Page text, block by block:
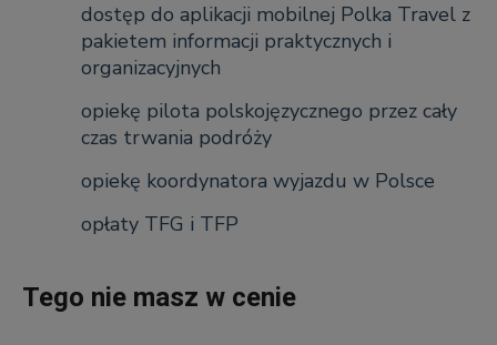
dostęp do aplikacji mobilnej Polka Travel z
pakietem informacji praktycznych i
organizacyjnych
opiekę pilota polskojęzycznego przez cały
czas trwania podróży
opiekę koordynatora wyjazdu w Polsce
opłaty TFG i TFP
Tego nie masz w cenie